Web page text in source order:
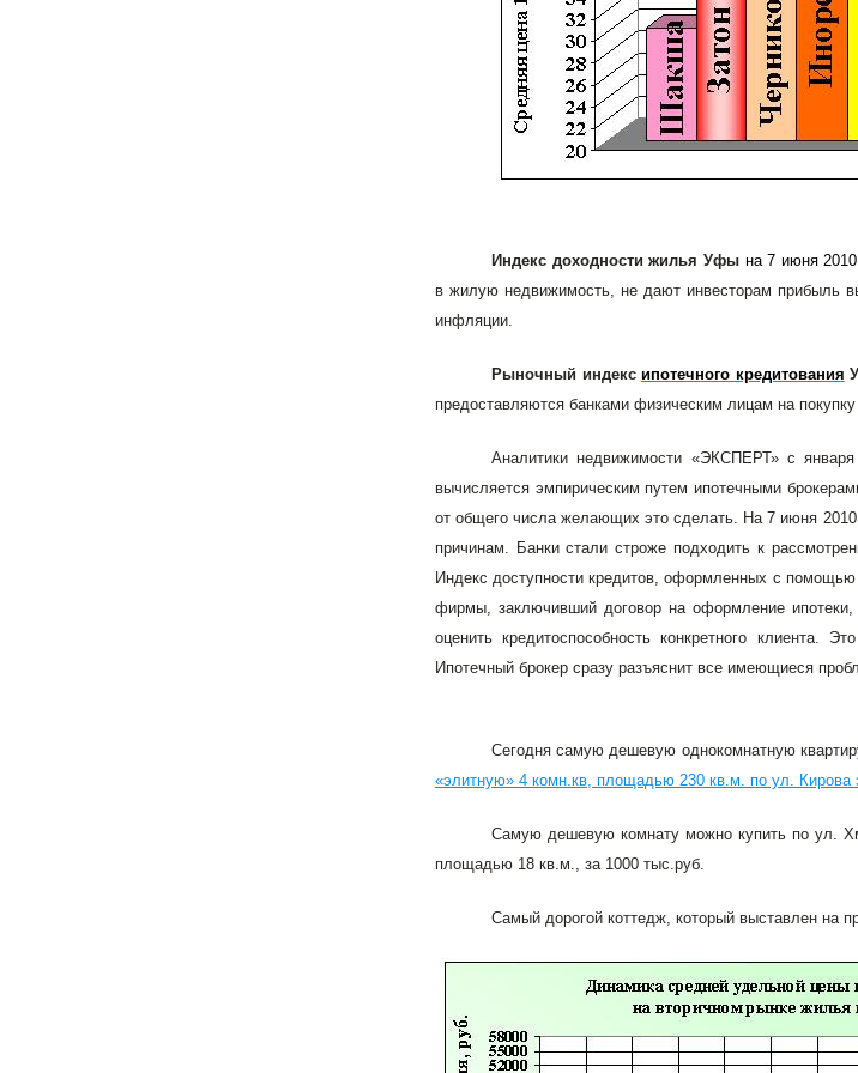
Индекс доходности жилья Уфы на 7 июня
в жилую недвижимость, не дают инвесторам прибыль
инфляции.
Рыночный индексипотечного кредитования
предоставляются банками физическим лицам на
Аналитики недвижимости «ЭКСПЕРТ» с
вычисляется эмпирическим путем ипотечными
от общего числа желающих это сделать. На 7 июня
причинам. Банки стали строже подходить к
Индекс доступности кредитов, оформленных с
фирмы, заключивший договор на оформление ипотеки,
оценить кредитоспособность конкретного клиента.
Ипотечный брокер сразу разъяснит все имеющиеся
Сегодня самую дешевую однокомнатную
«элитную» 4 комн.кв, площадью 230 кв.м. по ул. Кирова
Самую дешевую комнату можно купить по ул.
площадью 18 кв.м., за 1000 тыс.руб.
Самый дорогой коттедж, который выставлен на